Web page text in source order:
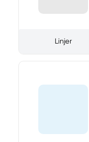
Linjer